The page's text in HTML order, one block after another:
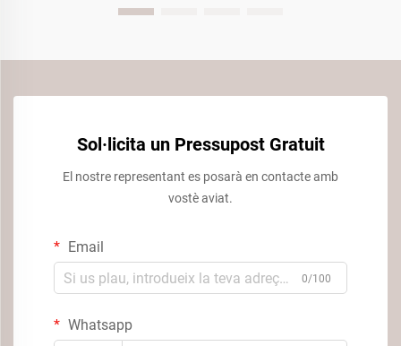
Sol·licita un Pressupost Gratuit
El nostre representant es posarà en contacte amb
vostè aviat.
Email
0/100
Whatsapp